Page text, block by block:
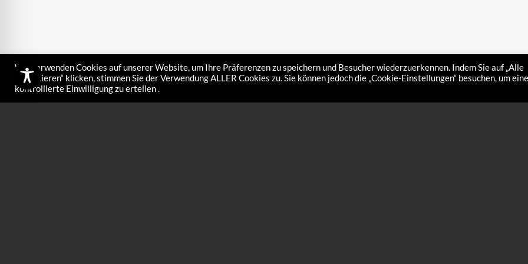
Wir verwenden Cookies auf unserer Website, um Ihre Präferenzen zu speichern und Besucher wiederzuerkennen. Indem Sie auf „Alle
akzeptieren“ klicken, stimmen Sie der Verwendung ALLER Cookies zu. Sie können jedoch die „Cookie-Einstellungen“ besuchen, um eine
kontrollierte Einwilligung zu erteilen .